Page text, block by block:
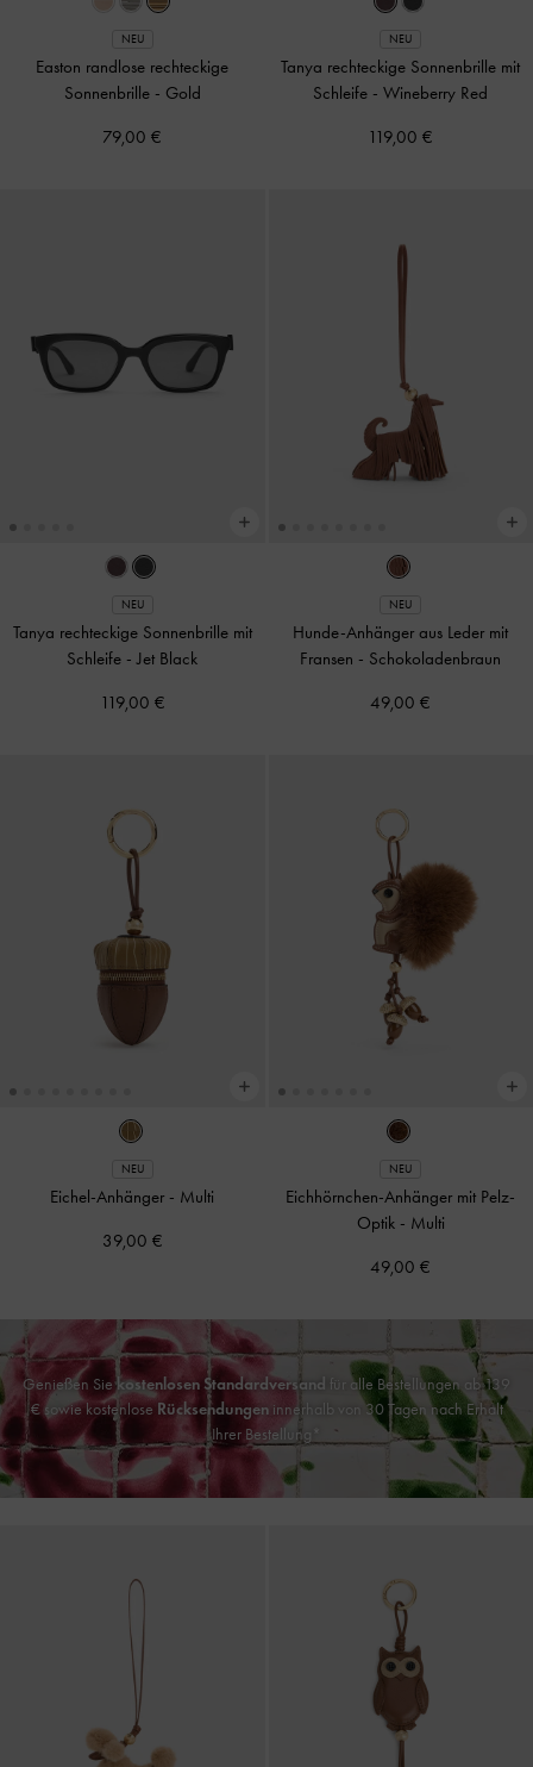
NEU
Easton randlose rechteckige
Sonnenbrille - Gold
79,00 €
NEU
Tanya rechteckige Sonnenbrille mit
Schleife -Wineberry Red
119,00 €
NEU
Tanya rechteckige Sonnenbrille mit
Schleife -Jet Black
119,00 €
NEU
Hunde-Anhänger aus Leder mit
Fransen - Schokoladenbraun
49,00 €
NEU
Eichel-Anhänger - Multi
39,00 €
NEU
Eichhörnchen-Anhänger mit Pelz-
Optik - Multi
49,00 €
Genießen Siekostenlosen Standardversand für alle Bestellungen ab 139
€ sowie kostenlose Rücksendungeninnerhalb von 30 Tagen nach Erhalt
Ihrer Bestellung*